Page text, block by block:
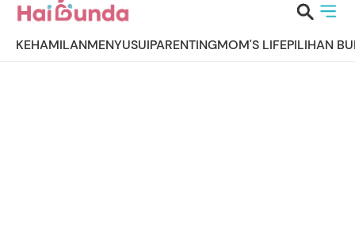
KEHAMILANMENYUSUIPARENTINGMOM'S LIFEPILIHAN